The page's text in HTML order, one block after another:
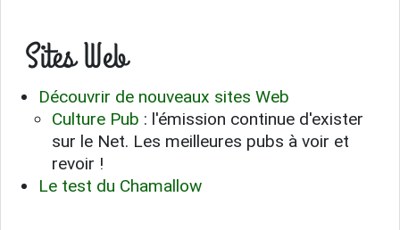
Sites Web
Découvrir de nouveaux sites Web
Culture Pub : l'émission continue d'exister
sur le Net. Les meilleures pubs à voir et
revoir !
Le test du Chamallow